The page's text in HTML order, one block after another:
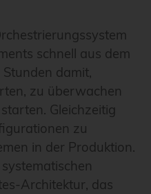
schnell aus dem
damit,
zu überwachen
Gleichzeitig
zu
in der Produktion.
Architektur, das